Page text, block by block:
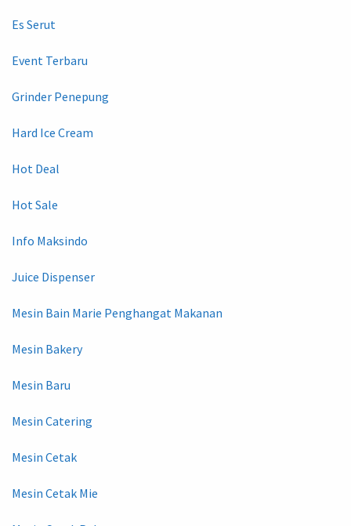
Es Serut
Event Terbaru
Grinder Penepung
Hard Ice Cream
Hot Deal
Hot Sale
Info Maksindo
Juice Dispenser
Mesin Bain Marie Penghangat Makanan
Mesin Bakery
Mesin Baru
Mesin Catering
Mesin Cetak
Mesin Cetak Mie